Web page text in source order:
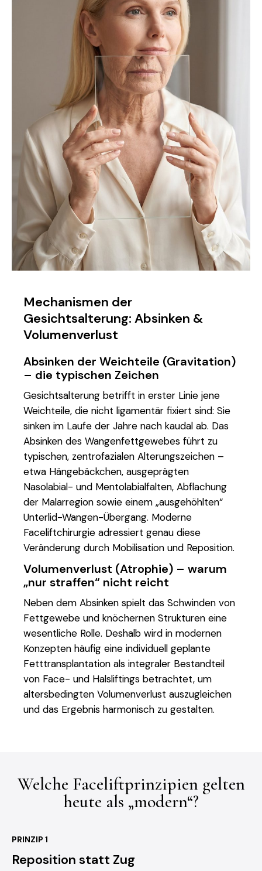
Mechanismen der
Gesichtsalterung: Absinken &
Volumenverlust
Absinken der Weichteile (Gravitation)
– die typischen Zeichen
Gesichtsalterung betrifft in erster Linie jene
Weichteile, die nicht ligamentär fixiert sind: Sie
sinken im Laufe der Jahre nach kaudal ab. Das
Absinken des Wangenfettgewebes führt zu
typischen, zentrofazialen Alterungszeichen –
etwa Hängebäckchen, ausgeprägten
Nasolabial- und Mentolabialfalten, Abflachung
der Malarregion sowie einem „ausgehöhlten“
Unterlid-Wangen-Übergang. Moderne
Faceliftchirurgie adressiert genau diese
Veränderung durch Mobilisation und Reposition.
Volumenverlust (Atrophie) – warum
„nur straffen“ nicht reicht
Neben dem Absinken spielt das Schwinden von
Fettgewebe und knöchernen Strukturen eine
wesentliche Rolle. Deshalb wird in modernen
Konzepten häufig eine individuell geplante
Fetttransplantation als integraler Bestandteil
von Face- und Halsliftings betrachtet, um
altersbedingten Volumenverlust auszugleichen
und das Ergebnis harmonisch zu gestalten.
Welche Faceliftprinzipien gelten
heute als „modern“?
PRINZIP 1
Reposition statt Zug